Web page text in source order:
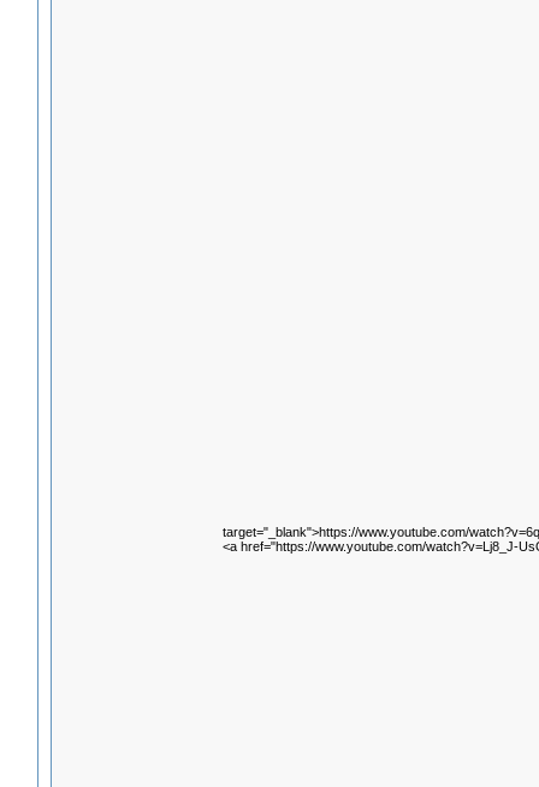
target="_blank">https://www.youtube.com/
<a href="https://www.youtube.com/watch?v=Lj8_J-